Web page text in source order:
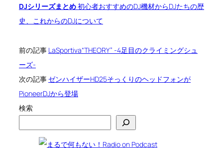
DJシリーズまとめ初心者おすすめのDJ機材からDJたちの歴
史、これからのDJについて
前の記事 LaSportiva“THEORY” -4足目のクライミングシュ
ーズ-
次の記事 ゼンハイザーHD25そっくりのヘッドフォンが
PioneerDJから登場
検索